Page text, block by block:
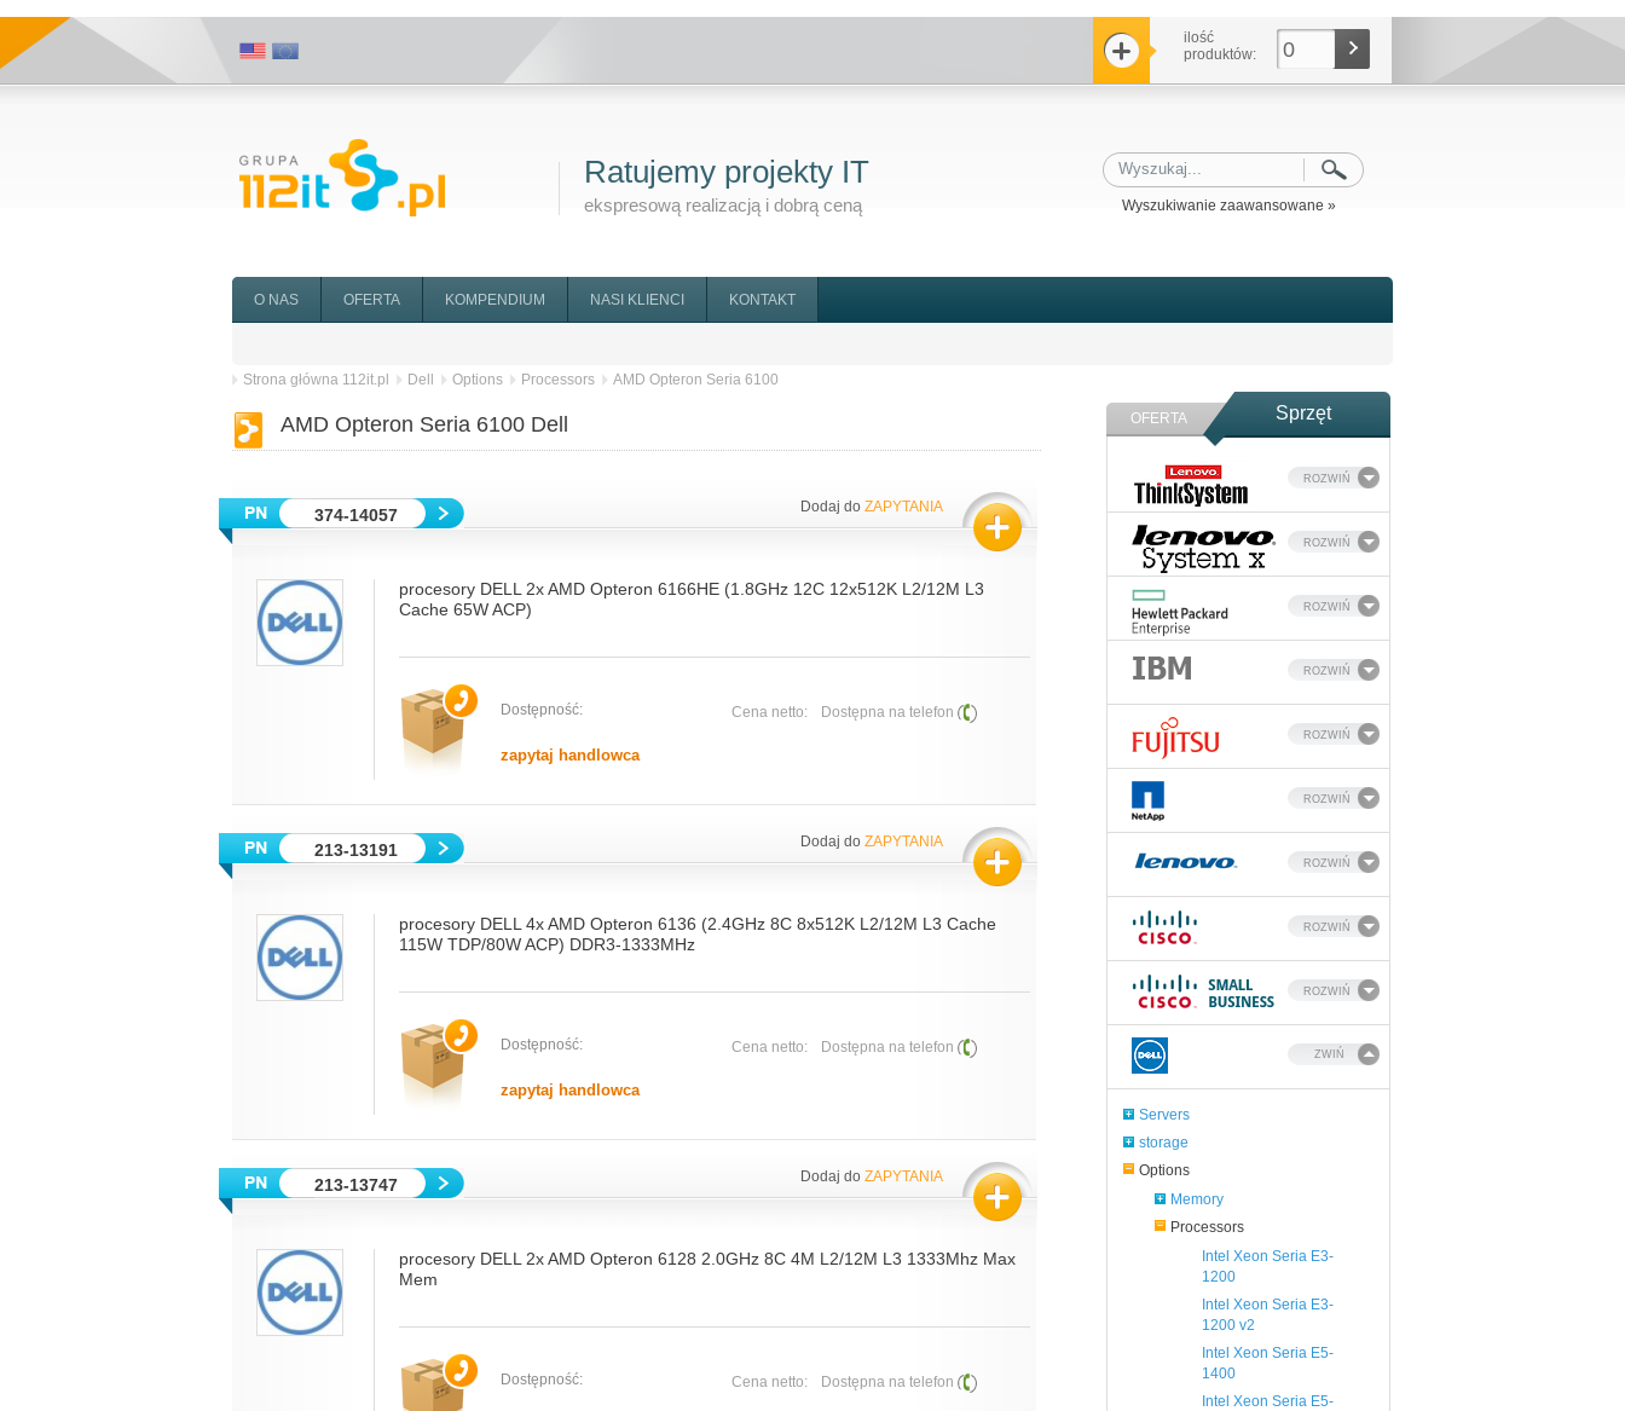
ilość
produktów:
0
Ratujemy projekty IT
ekspresową realizacją i dobrą ceną Wyszukiwanie zaawansowane »
O NAS OFERTA KOMPENDIUM NASI KLIENCI KONTAKT
OFERTA Sprzęt
ROZWIŃ
ROZWIŃ
ROZWIŃ
ROZWIŃ
ROZWIŃ
ROZWIŃ
ROZWIŃ
ROZWIŃ
ROZWIŃ
ZWIŃ
Servers
storage
Options
Memory
Processors
Intel Xeon Seria E3-
1200
Intel Xeon Seria E3-
1200 v2
Intel Xeon Seria E5-
1400
Intel Xeon Seria E5-
Strona główna 112it.pl Dell Options Processors AMD Opteron Seria 6100
AMD Opteron Seria 6100 Dell
374-14057 Dodaj do ZAPYTANIA
procesory DELL 2x AMD Opteron 6166HE (1.8GHz 12C 12x512K L2/12M L3
Cache 65W ACP)
Dostępność:
zapytaj handlowca
Cena netto: Dostępna na telefon
213-13191 Dodaj do ZAPYTANIA
procesory DELL 4x AMD Opteron 6136 (2.4GHz 8C 8x512K L2/12M L3 Cache
115W TDP/80W ACP) DDR3-1333MHz
Dostępność:
zapytaj handlowca
Cena netto: Dostępna na telefon
213-13747 Dodaj do ZAPYTANIA
procesory DELL 2x AMD Opteron 6128 2.0GHz 8C 4M L2/12M L3 1333Mhz Max
Mem
Dostępność: Cena netto: Dostępna na telefon